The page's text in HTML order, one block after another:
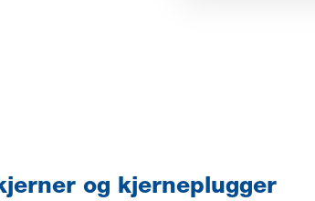
og kjerneplugger